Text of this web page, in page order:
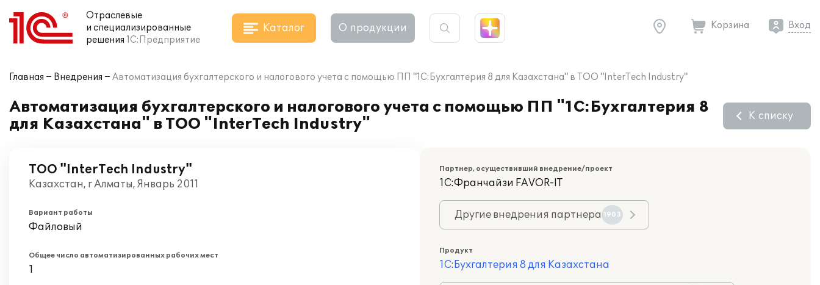
Отраслевые
и специализированные
решения 1С:Предприятие
Каталог О продукции Корзина Вход
Главная Внедрения Автоматизация бухгалтерского и налогового учета с помощью ПП "1С:Бухгалтерия 8 для Казахстана" в ТОО "InterTech Industry"
Автоматизация бухгалтерского и налогового учета с помощью ПП "1С:Бухгалтерия 8
для Казахстана" в ТОО "InterTech Industry"
К списку
ТОО "InterTech Industry"
Казахстан, г Алматы, Январь 2011
Вариант работы
Файловый
Общее число автоматизированных рабочих мест
1
Партнер, осуществивший внедрение/проект
1С:Франчайзи FAVOR-IT
Другие внедрения партнера 1903
Продукт
1С:Бухгалтерия 8 для Казахстана